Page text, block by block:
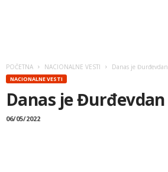
POČETNA NACIONALNE VESTI Danas je Đurđevdan
NACIONALNE VESTI
Danas je Đurđevdan
06/05/2022